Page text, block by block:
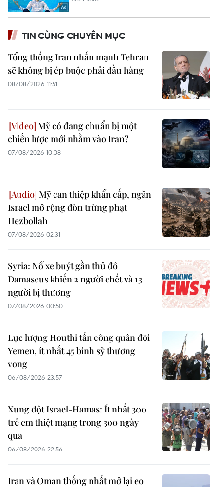
TIN CÙNG CHUYÊN MỤC
Tổng thống Iran nhấn mạnh Tehran
sẽ không bị ép buộc phải đầu hàng
08/08/2026 11:51
Mỹ có đang chuẩn bị một
chiến lược mới nhằm vào Iran?
07/08/2026 10:08
Mỹ can thiệp khẩn cấp, ngăn
Israel mở rộng đòn trừng phạt
Hezbollah
07/08/2026 02:31
Syria: Nổ xe buýt gần thủ đô
Damascus khiến 2 người chết và 13
người bị thương
07/08/2026 00:50
Lực lượng Houthi tấn công quân đội
Yemen, ít nhất 45 binh sỹ thương
vong
06/08/2026 23:57
Xung đột Israel-Hamas: Ít nhất 300
trẻ em thiệt mạng trong 300 ngày
qua
06/08/2026 22:56
Iran và Oman thống nhất mở lại eo